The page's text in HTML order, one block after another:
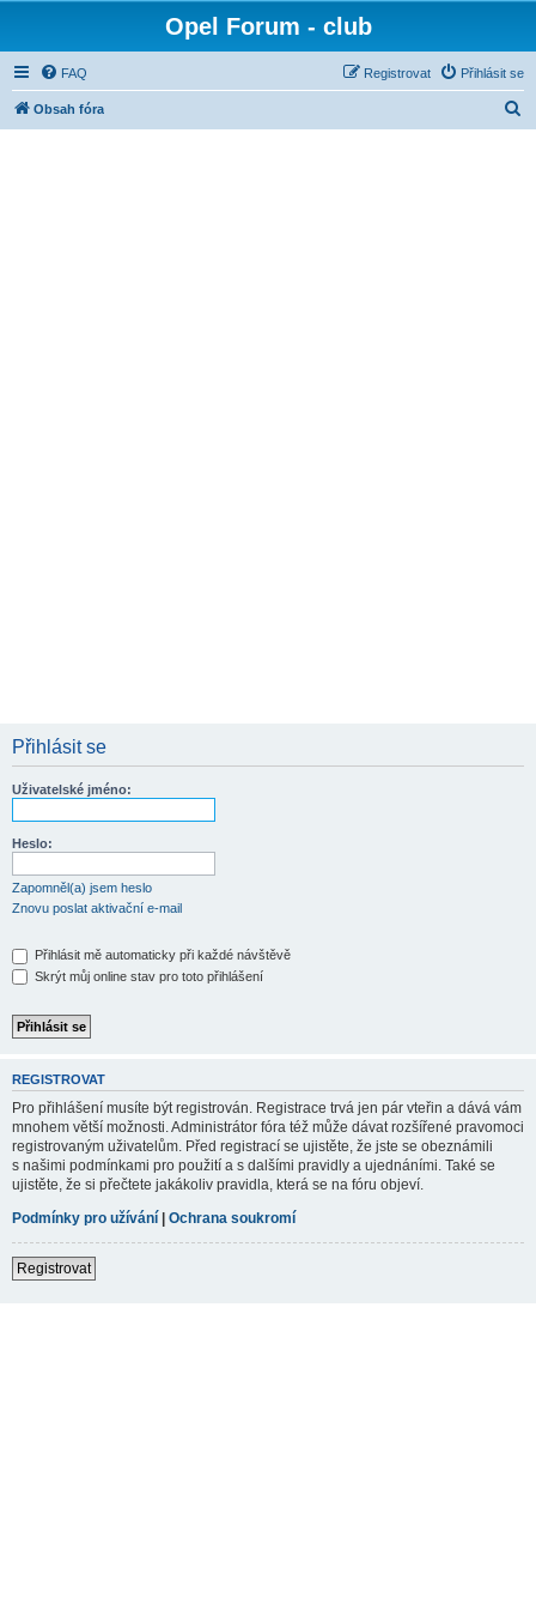
Opel Forum - club
FAQ Přihlásit se
Registrovat
Obsah fóra
Přihlásit se
Uživatelské jméno:
Heslo:
Zapomněl(a) jsem heslo
Znovu poslat aktivační e-mail
Přihlásit mě automaticky při každé návštěvě
Skrýt můj online stav pro toto přihlášení
REGISTROVAT
Pro přihlášení musíte být registrován. Registrace trvá jen pár vteřin a dává vám
mnohem větší možnosti. Administrátor fóra též může dávat rozšířené pravomoci
registrovaným uživatelům. Před registrací se ujistěte, že jste se obeznámili
s našimi podmínkami pro použití a s dalšími pravidly a ujednáními. Také se
ujistěte, že si přečtete jakákoliv pravidla, která se na fóru objeví.
Podmínky pro užívání | Ochrana soukromí
Registrovat